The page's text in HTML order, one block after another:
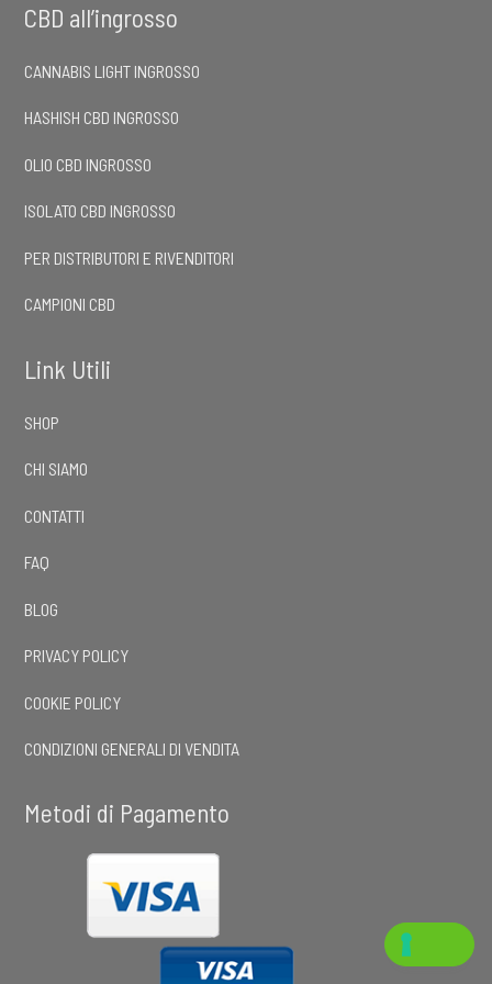
CBD all’ingrosso
CANNABIS LIGHT INGROSSO
HASHISH CBD INGROSSO
OLIO CBD INGROSSO
ISOLATO CBD INGROSSO
PER DISTRIBUTORI E RIVENDITORI
CAMPIONI CBD
Link Utili
SHOP
CHI SIAMO
CONTATTI
FAQ
BLOG
PRIVACY POLICY
COOKIE POLICY
CONDIZIONI GENERALI DI VENDITA
Metodi di Pagamento